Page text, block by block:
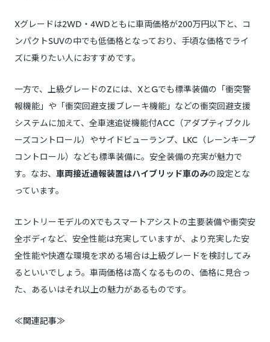
Xグレードは2WD・4WDともに車両価格が200万円以下と、コ
ンパクトSUVの中でも低価格となっており、手頃な価格でライ
ズに乗りたい人におすすめです。
一方で、上級グレードのZには、XとGでも標準装備の「衝突警
報機能」や「衝突回避支援ブレーキ機能」などの衝突回避支援
システムに加えて、全車速追従機能付ACC（アダプティブクル
ーズコントロール）やサイドビューランプ、LKC（レーンキープ
コントロール）なども標準装備に。安全装備の充実が魅力で
す。なお、 車両接近通報装置はハイブリッド車のみの設定とな
っています。
エントリーモデルのXでもスマートアシストの主要装備や衝突安
全ボディなど、安全性能は充実していますが、より充実した安
全性能や快適な環境を求める場合は上級グレードを検討してみ
るといいでしょう。車両価格は高くなるものの、価格に見合っ
た、あるいはそれ以上の魅力があるものです。
≪関連記事≫